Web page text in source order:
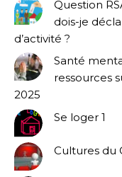
Question
dois-je
d’activité ?
Santé
ressources
2025
Se loger 1
Cultures du